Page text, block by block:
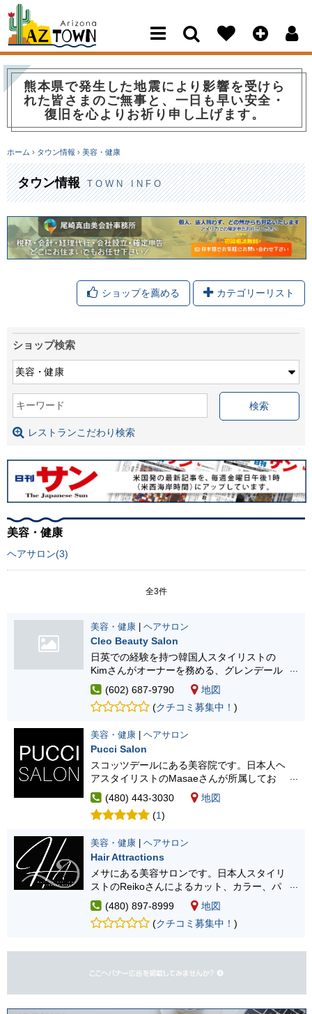
熊本県で発生した地震により影響を受けら
れた皆さまのご無事と、一日も早い安全・
復旧を心よりお祈り申し上げます。
ホーム › タウン情報 › 美容・健康
タウン情報 TOWN INFO
ショップを薦める カテゴリーリスト
ショップ検索
キーワード
レストランこだわり検索
美容・健康
ヘアサロン(3)
全3件
Cleo Beauty Salon
美容・健康 ヘアサロン
Cleo Beauty Salon
日英での経験を持つ韓国人スタイリストの
Kimさんがオーナーを務める、グレンデール
にあるヘアサロンです。ヘアカットに加え、
日本式の縮毛矯正やデジタルパーマの施術が
受けられます。
(602) 687-9790
地図
(クチコミ募集中！ )
美容・健康 ヘアサロン
Pucci Salon
スコッツデールにある美容院です。日本人ヘ
アスタイリストのMasaeさんが所属してお
り、予約の問い合わせフォームからスタイリ
ストの指名ができます。
(480) 443-3030
地図
(1)
美容・健康 ヘアサロン
Hair Attractions
メサにある美容サロンです。日本人スタイリ
ストのReikoさんによるカット、カラー、パ
ーマ、美容施術各種が受けられます。
(480) 897-8999
地図
(クチコミ募集中！ )